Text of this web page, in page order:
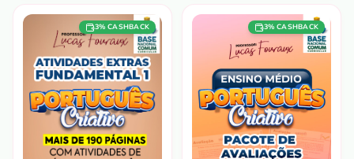
3% CASHBACK 3% CASHBACK